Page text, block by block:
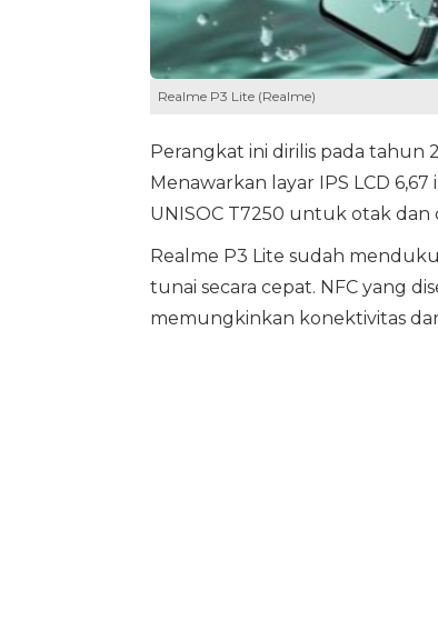
Realme P3 Lite (Realme)
Perangkat ini dirilis pada tahun
Menawarkan layar IPS LCD
UNISOC T7250 untuk otak dan
Realme P3 Lite sudah
tunai secara cepat. NFC yang
memungkinkan konektivitas